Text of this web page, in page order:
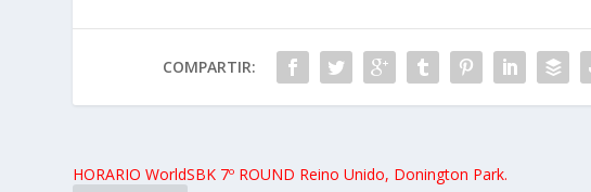
COMPARTIR:
HORARIO WorldSBK 7º ROUND Reino Unido, Donington Park.